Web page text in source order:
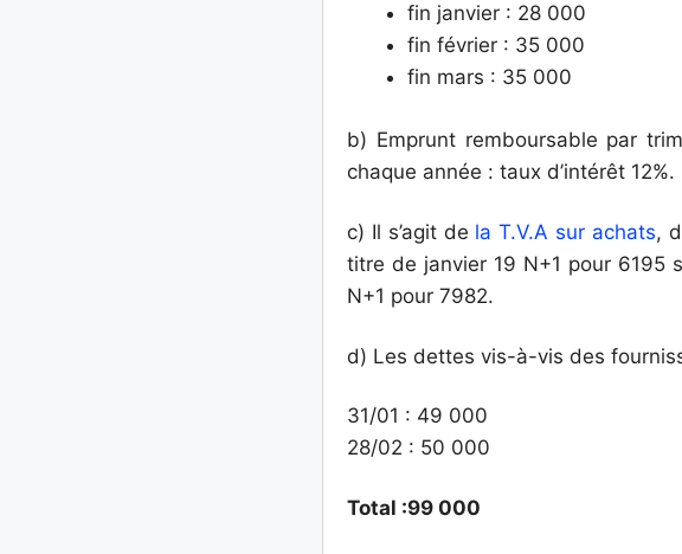
fin janvier : 28 000
fin février : 35 000
fin mars : 35 000
b) Emprunt remboursable par
chaque année : taux d’intérêt 12%.
c) Il s’agit de la T.V.A sur achats,
titre de janvier 19 N+1 pour 6195
N+1 pour 7982.
d) Les dettes vis-à-vis des
31/01 : 49 000
28/02 : 50 000
Total :99 000